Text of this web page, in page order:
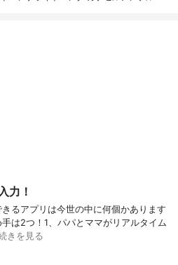
力！
るアプリは今世の中に何個かあります
は2つ！1、パパとママがリアルタイム
きを見る